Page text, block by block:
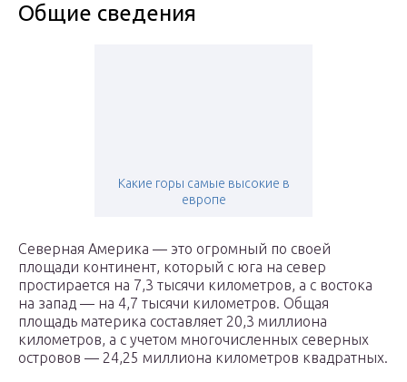
Общие сведения
Какие горы самые высокие в
европе
Северная Америка — это огромный по своей
площади континент, который с юга на север
простирается на 7,3 тысячи километров, а с востока
на запад — на 4,7 тысячи километров. Общая
площадь материка составляет 20,3 миллиона
километров, а с учетом многочисленных северных
островов — 24,25 миллиона километров квадратных.